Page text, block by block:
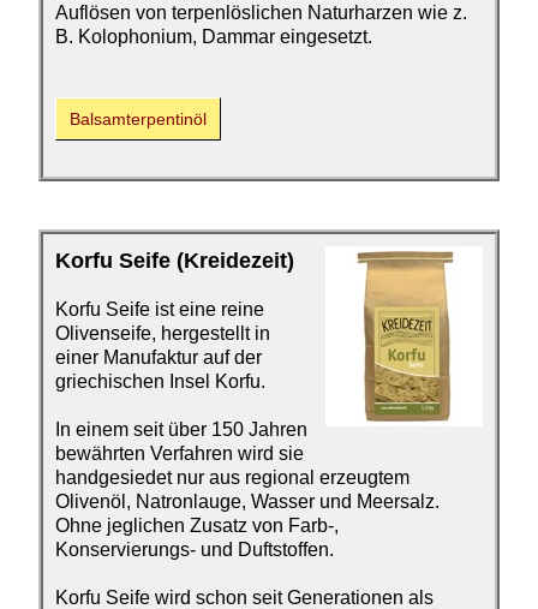
Auflösen von terpenlöslichen Naturharzen wie z.
B. Kolophonium, Dammar eingesetzt.
Balsamterpentinöl
Korfu Seife (Kreide­zeit)
Korfu Seife ist eine reine
Olivenseife, hergestellt in
einer Manufaktur auf der
griechischen Insel Korfu.
In einem seit über 150 Jahren
bewährten Verfahren wird sie
handgesiedet nur aus regional erzeugtem
Olivenöl, Natronlauge, Wasser und Meersalz.
Ohne jeglichen Zusatz von Farb-,
Konservierungs- und Duftstoffen.
Korfu Seife wird schon seit Generationen als